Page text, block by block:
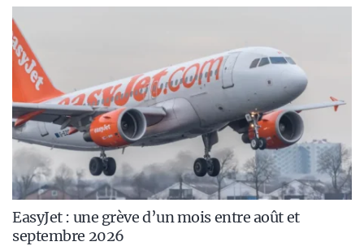
EasyJet : une grève d’un mois entre août et
septembre 2026